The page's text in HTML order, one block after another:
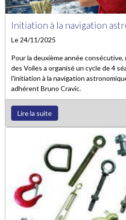
Initiation à la navigation
Le 24/11/2025
Pour la deuxième année
des Voiles a organisé un cycle de 4
l'initiation à la navigation
adhérent Bruno Cravic.
Lire la suite